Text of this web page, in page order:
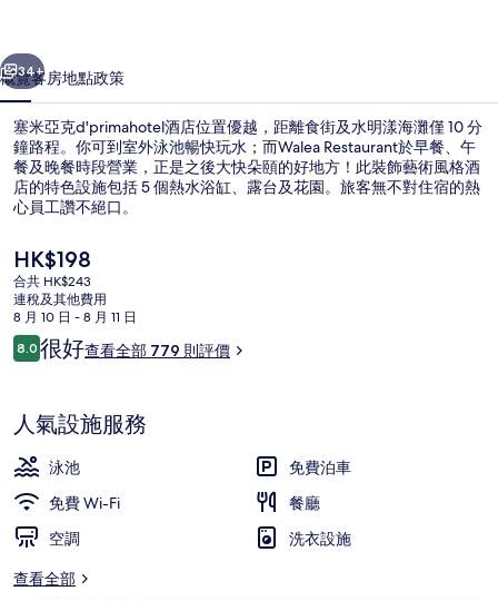
相
片
集
個 下一個
34+
概覽客房地點政策
塞米亞克d'primahotel酒店位置優越，距離食街及水明漾海灘僅 10 分
鐘路程。你可到室外泳池暢快玩水；而Walea Restaurant於早餐、午
餐及晚餐時段營業，正是之後大快朵頤的好地方！此裝飾藝術風格酒
店的特色設施包括 5 個熱水浴缸、露台及花園。旅客無不對住宿的熱
心員工讚不絕口。
現
價
HK$198
HK$198
合共 HK$243
連稅及其他費用
8 月 10 日 - 8 月 11 日
評
價
8.08.0 分，滿分 10 分，
很好查看全部 779 則評價
人氣設施服務
泳池
免費泊車
免費 Wi-Fi
餐廳
空調
洗衣設施
查看全部